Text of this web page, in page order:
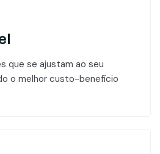
que se ajustam ao seu
o melhor custo-benefício